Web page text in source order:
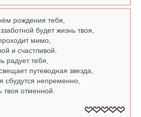
рождения тебя,
будет жизнь твоя,
мимо,
и счастливой.
радует тебя,
путеводная звезда,
сбудутся непременно,
твоя отменной.